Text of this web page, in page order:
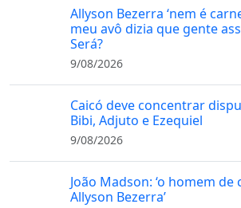
Allyson Bezerra ‘nem é
meu avô dizia que gente
Será?
9/08/2026
Caicó deve concentrar
Bibi, Adjuto e Ezequiel
9/08/2026
João Madson: ‘o homem
Allyson Bezerra’